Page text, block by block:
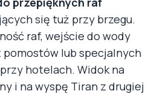
się tuż przy brzegu.
raf, wejście do wody
pomostów lub specjalnych
hotelach. Widok na
i na wyspę Tiran z drugiej